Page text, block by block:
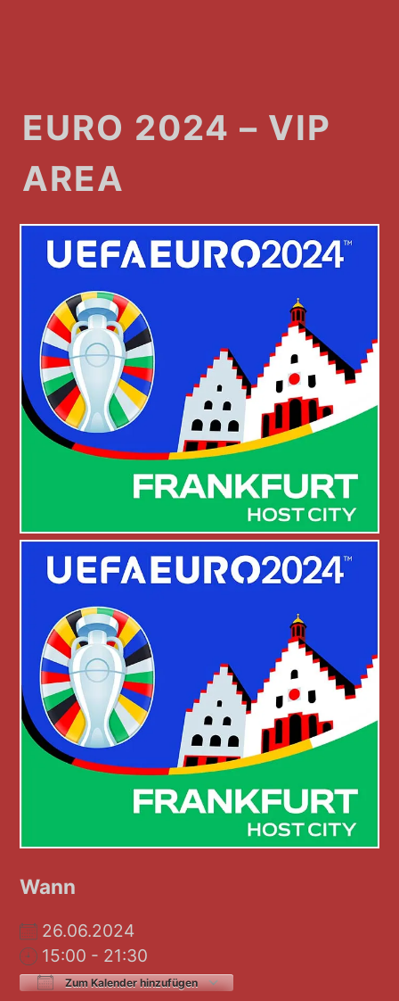
EURO 2024 – VIP
AREA
Wann
26.06.2024
15:00 - 21:30
Zum Kalender hinzufügen